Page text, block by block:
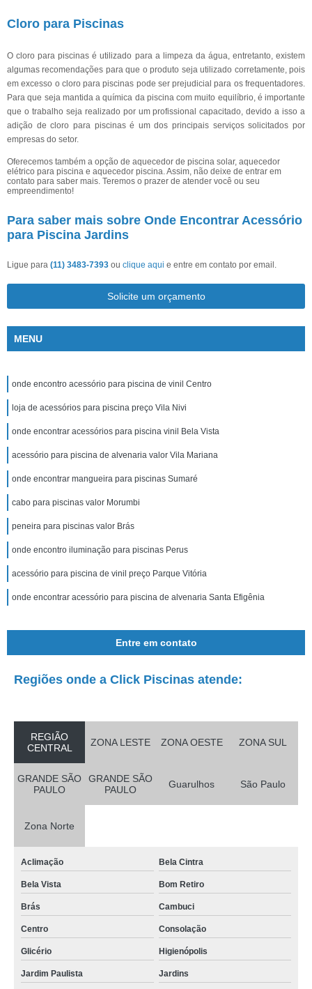
Cloro para Piscinas
O cloro para piscinas é utilizado para a limpeza da água, entretanto, existem
algumas recomendações para que o produto seja utilizado corretamente, pois
em excesso o cloro para piscinas pode ser prejudicial para os frequentadores.
Para que seja mantida a química da piscina com muito equilíbrio, é importante
que o trabalho seja realizado por um profissional capacitado, devido a isso a
adição de cloro para piscinas é um dos principais serviços solicitados por
empresas do setor.
Oferecemos também a opção de aquecedor de piscina solar, aquecedor
elétrico para piscina e aquecedor piscina. Assim, não deixe de entrar em
contato para saber mais. Teremos o prazer de atender você ou seu
empreendimento!
Para saber mais sobre Onde Encontrar Acessório
para Piscina Jardins
Ligue para (11) 3483-7393 ou clique aqui e entre em contato por email.
Solicite um orçamento
MENU
onde encontro acessório para piscina de vinil Centro
loja de acessórios para piscina preço Vila Nivi
onde encontrar acessórios para piscina vinil Bela Vista
acessório para piscina de alvenaria valor Vila Mariana
onde encontrar mangueira para piscinas Sumaré
cabo para piscinas valor Morumbi
peneira para piscinas valor Brás
onde encontro iluminação para piscinas Perus
acessório para piscina de vinil preço Parque Vitória
onde encontrar acessório para piscina de alvenaria Santa Efigênia
Entre em contato
Regiões onde a Click Piscinas atende:
REGIÃO
CENTRAL
ZONA LESTE ZONA OESTE ZONA SUL
GRANDE SÃO
PAULO
GRANDE SÃO
PAULO
Guarulhos São Paulo
Zona Norte
Aclimação Bela Cintra
Bela Vista Bom Retiro
Brás Cambuci
Centro Consolação
Glicério Higienópolis
Jardim Paulista Jardins